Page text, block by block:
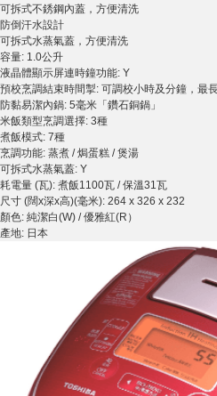
可拆式不銹鋼內蓋，方便清洗
防倒汗水設計
可拆式水蒸氣蓋，方便清洗
容量: 1.0公升
液晶體顯示屏連時鐘功能: Y
預校烹調結束時間掣: 可調校小時及分鐘，最
防黏易潔內鍋: 5毫米「鑽石銅鍋」
米飯類型烹調選擇: 3種
煮飯模式: 7種
烹調功能: 蒸煮 / 焗蛋糕 / 煲湯
可拆式水蒸氣蓋: Y
耗電量 (瓦): 煮飯1100瓦 / 保溫31瓦
尺寸 (闊x深x高)(毫米): 264 x 326 x 232
顏色: 純潔白(W) / 優雅紅(R）
產地: 日本